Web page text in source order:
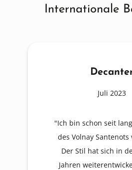
Internationale
Juli 2023
"Ich bin schon seit
des Volnay Santenots
Der Stil hat sich in
Jahren